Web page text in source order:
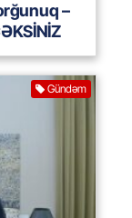
–
Gündəm